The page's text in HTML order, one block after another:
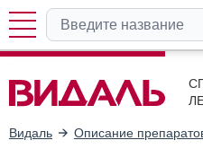
Видаль Описание